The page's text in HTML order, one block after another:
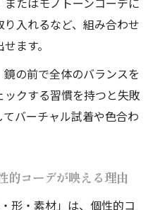
入れるなど、組み合わせ
ます。
の前で全体のバランスを
クする習慣を持つと失敗
バーチャル試着や色合わ
的コーデが映える理由
形・素材」は、個性的コ